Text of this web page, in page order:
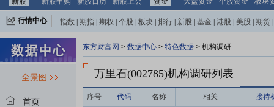
行情中心 指数 期指 期权 个股 板块 排行 新股 基金 港股 美股 期货
全景图
首页
东方财富网 > 数据中心 > 特色数据 > 机构调研
万里石(002785)机构调研列表
序号 代码 名称 相关 接待